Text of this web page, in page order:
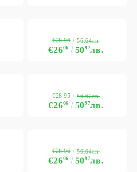
€2606 5097лв.
€28.96 56.64лв.
€2606 5097лв.
€28.95 56.62лв.
€2606 5097лв.
€28.96 56.64лв.